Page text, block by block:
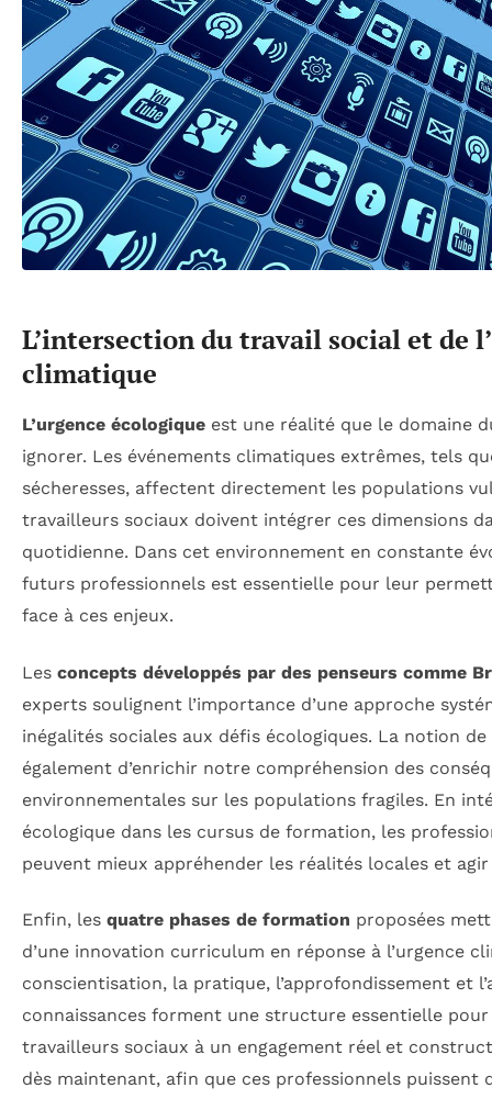
L’intersection du travail social et de
climatique
L’urgence écologique est une réalité que le domaine
ignorer. Les événements climatiques extrêmes, tels
sécheresses, affectent directement les populations
travailleurs sociaux doivent intégrer ces dimensions
quotidienne. Dans cet environnement en constante
futurs professionnels est essentielle pour leur
face à ces enjeux.
Les concepts développés par des penseurs comme
experts soulignent l’importance d’une approche
inégalités sociales aux défis écologiques. La notion de
également d’enrichir notre compréhension des
environnementales sur les populations fragiles. En
écologique dans les cursus de formation, les
peuvent mieux appréhender les réalités locales et
Enfin, les quatre phases de formation proposées
d’une innovation curriculum en réponse à l’urgence
conscientisation, la pratique, l’approfondissement et
connaissances forment une structure essentielle
travailleurs sociaux à un engagement réel et
dès maintenant, afin que ces professionnels puissent